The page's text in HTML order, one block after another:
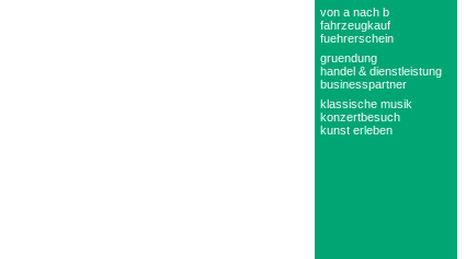
von a nach b
fahrzeugkauf
fuehrerschein
gruendung
handel & dienstleistung
businesspartner
klassische musik
konzertbesuch
kunst erleben